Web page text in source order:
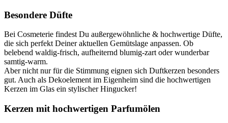
Besondere Düfte
Bei Cosmeterie findest Du außergewöhnliche & hochwertige Düfte,
die sich perfekt Deiner aktuellen Gemütslage anpassen. Ob
belebend waldig-frisch, aufheiternd blumig-zart oder wunderbar
samtig-warm.
Aber nicht nur für die Stimmung eignen sich Duftkerzen besonders
gut. Auch als Dekoelement im Eigenheim sind die hochwertigen
Kerzen im Glas ein stylischer Hingucker!
Kerzen mit hochwertigen Parfumölen